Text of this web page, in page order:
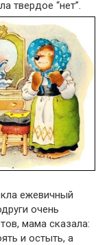
твердое “нет”.
ежевичный
очень
мама сказала:
и остыть, а